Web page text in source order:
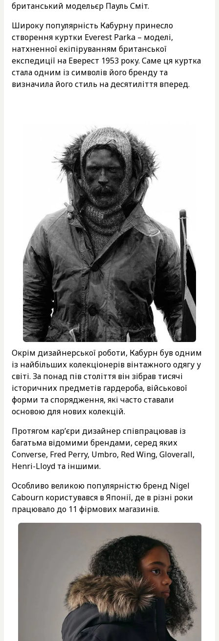
британський модельєр Пауль Сміт.
Широку популярність Кабурну принесло
створення куртки Everest Parka – моделі,
натхненної екіпіруванням британської
експедиції на Еверест 1953 року. Саме ця куртка
стала одним із символів його бренду та
визначила його стиль на десятиліття вперед.
Окрім дизайнерської роботи, Кабурн був одним
із найбільших колекціонерів вінтажного одягу у
світі. За понад пів століття він зібрав тисячі
історичних предметів гардероба, військової
форми та спорядження, які часто ставали
основою для нових колекцій.
Протягом кар’єри дизайнер співпрацював із
багатьма відомими брендами, серед яких
Converse, Fred Perry, Umbro, Red Wing, Gloverall,
Henri-Lloyd та іншими.
Особливо великою популярністю бренд Nigel
Cabourn користувався в Японії, де в різні роки
працювало до 11 фірмових магазинів.